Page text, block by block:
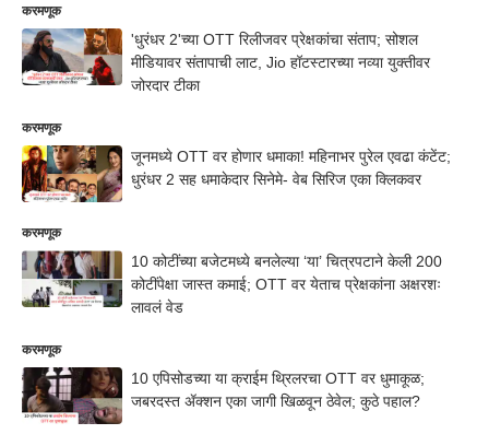
करमणूक
'धुरंधर 2'च्या OTT रिलीजवर प्रेक्षकांचा संताप; सोशल
मीडियावर संतापाची लाट, Jio हॉटस्टारच्या नव्या युक्तीवर
जोरदार टीका
करमणूक
जूनमध्ये OTT वर होणार धमाका! महिनाभर पुरेल एवढा कंटेंट;
धुरंधर 2 सह धमाकेदार सिनेमे- वेब सिरिज एका क्लिकवर
करमणूक
10 कोटींच्या बजेटमध्ये बनलेल्या ‘या’ चित्रपटाने केली 200
कोटींपेक्षा जास्त कमाई; OTT वर येताच प्रेक्षकांना अक्षरशः
लावलं वेड
करमणूक
10 एपिसोडच्या या क्राईम थ्रिलरचा OTT वर धुमाकूळ;
जबरदस्त ॲक्शन एका जागी खिळवून ठेवेल; कुठे पहाल?